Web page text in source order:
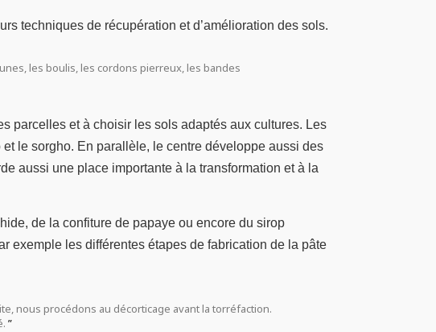
techniques de récupération et d’amélioration des sols.
les boulis, les cordons pierreux, les bandes
parcelles et à choisir les sols adaptés aux cultures. Les
le sorgho. En parallèle, le centre développe aussi des
aussi une place importante à la transformation et à la
de la confiture de papaye ou encore du sirop
exemple les différentes étapes de fabrication de la pâte
nous procédons au décorticage avant la torréfaction.